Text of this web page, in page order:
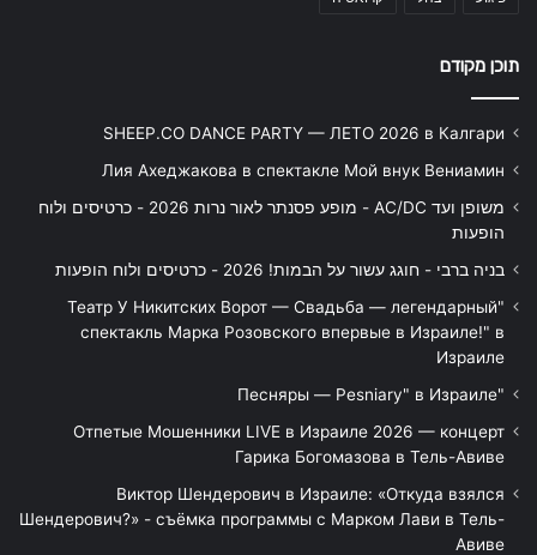
תוכן מקודם
SHEEP.CO DANCE PARTY — ЛЕТО 2026 в Калгари
Лия Ахеджакова в спектакле Мой внук Вениамин
משופן ועד AC/DC - מופע פסנתר לאור נרות 2026 - כרטיסים ולוח
הופעות
בניה ברבי - חוגג עשור על הבמות! 2026 - כרטיסים ולוח הופעות
"Театр У Никитских Ворот — Свадьба — легендарный
спектакль Марка Розовского впервые в Израиле!" в
Израиле
"Песняры — Pesniary" в Израиле
Отпетые Мошенники LIVE в Израиле 2026 — концерт
Гарика Богомазова в Тель-Авиве
Виктор Шендерович в Израиле: «Откуда взялся
Шендерович?» - съёмка программы с Марком Лави в Тель-
Авиве